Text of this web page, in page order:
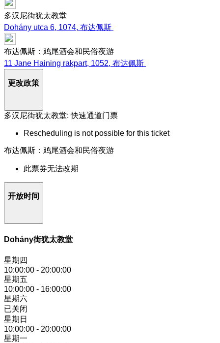
多汉尼街犹太教堂
Dohány utca 6, 1074, 布达佩斯
布达佩斯：鸡尾酒会和民俗夜游
11 Jane Haining rakpart, 1052, 布达佩斯
更改政策
多汉尼街犹太教堂: 快速通道门票
Rescheduling is not possible for this ticket
布达佩斯：鸡尾酒会和民俗夜游
此票券无法改期
开放时间
Dohány街犹太教堂
星期四
10:00:00 - 20:00:00
星期五
10:00:00 - 16:00:00
星期六
已关闭
星期日
10:00:00 - 20:00:00
星期一